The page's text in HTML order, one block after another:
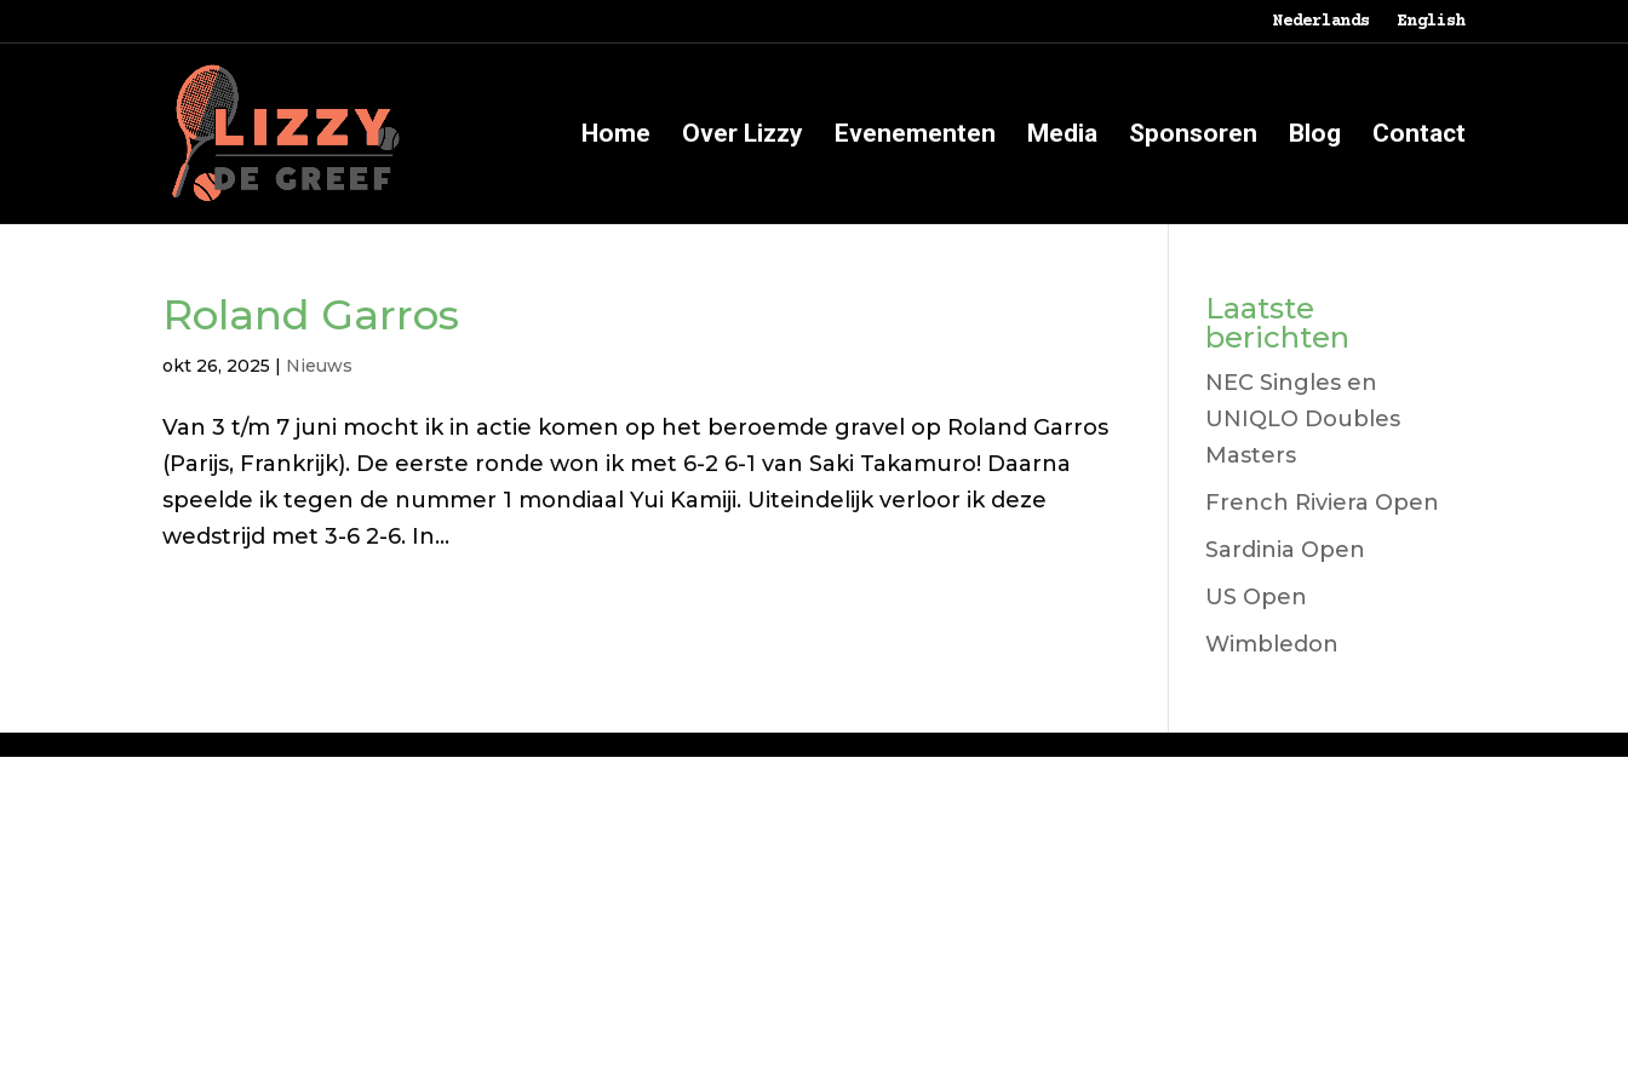
Nederlands English
Home Over Lizzy Evenementen Media Sponsoren Blog Contact
Roland Garros
okt 26, 2025 | Nieuws
Van 3 t/m 7 juni mocht ik in actie komen op het beroemde gravel op Roland Garros
(Parijs, Frankrijk). De eerste ronde won ik met 6-2 6-1 van Saki Takamuro! Daarna
speelde ik tegen de nummer 1 mondiaal Yui Kamiji. Uiteindelijk verloor ik deze
wedstrijd met 3-6 2-6. In...
Laatste
berichten
NEC Singles en
UNIQLO Doubles
Masters
French Riviera Open
Sardinia Open
US Open
Wimbledon